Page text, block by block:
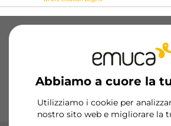
Abbiamo a cuore la
Utilizziamo i cookie per
nostro sito web e migliorare la
Cerniere
Scorrevoli Cucina